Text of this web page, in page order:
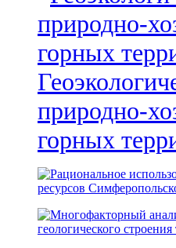
природно-
горных
ресурсов
геологического